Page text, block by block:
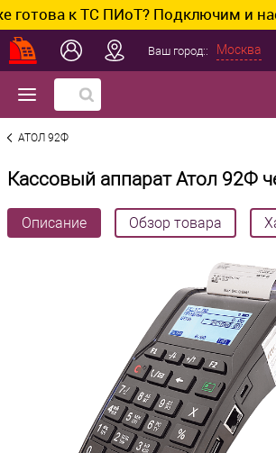
к ТС ПИоТ? Подключим и настроим
Ваш город:: Москва
АТОЛ 92Ф
Кассовый аппарат Атол 92Ф
Описание Обзор товара